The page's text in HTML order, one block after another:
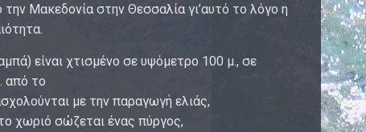
Μακεδονία στην Θεσσαλία γι’αυτό το λόγο η
είναι χτισμένο σε υψόμετρο 100 μ., σε
από το
με την παραγωγή ελιάς,
χωριό σώζεται ένας πύργος,